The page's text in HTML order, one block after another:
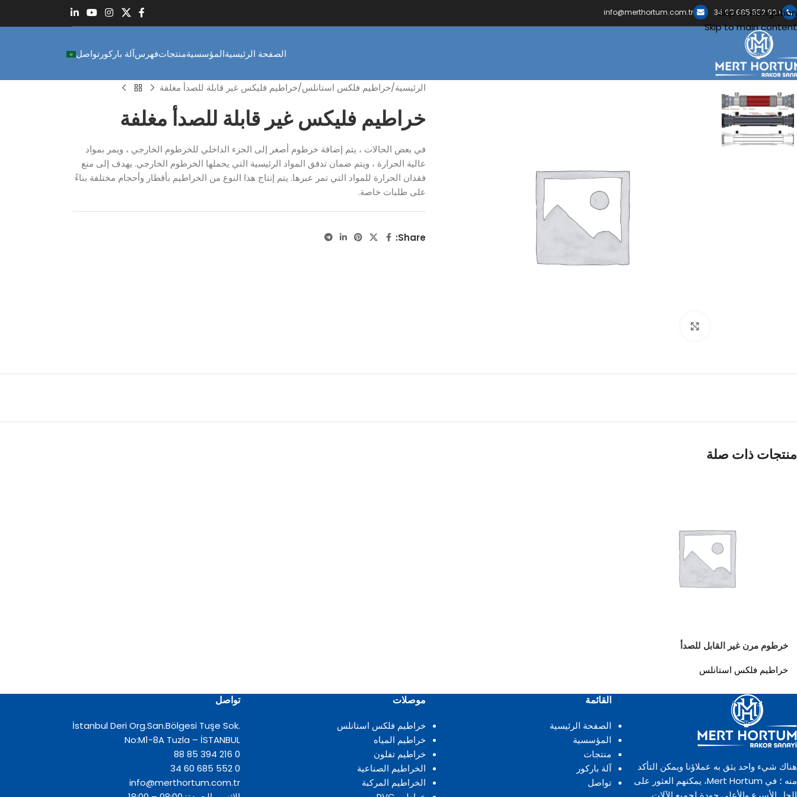
Skip to navigation
Skip to main content
+90 552 685 60 34
info@merthortum.com.tr
الصفحة الرئيسيةالمؤسسيةمنتجاتفهرسآلة باركورتواصل
الرئيسية خراطيم فلكس استانلس خراطيم فليكس غير قابلة للصدأ مغلفة
خراطيم فليكس غير قابلة للصدأ مغلفة
في بعض الحالات ، يتم إضافة خرطوم أصغر إلى الجزء الداخلي للخرطوم الخارجي ، ويمر بمواد
عالية الحرارة ، ويتم ضمان تدفق المواد الرئيسية التي يحملها الخرطوم الخارجي. يهدف إلى منع
فقدان الحرارة للمواد التي تمر عبرها. يتم إنتاج هذا النوع من الخراطيم بأقطار وأحجام مختلفة بناءً
على طلبات خاصة.
Share:
منتجات ذات صلة
خرطوم مرن غير القابل للصدأ
خراطيم فلكس استانلس
هناك شيء واحد يثق به عملاؤنا ويمكن التأكد
منه ؛ في Mert Hortum، يمكنهم العثور على
القائمة
الصفحة الرئيسية
المؤسسية
منتجات
آلة باركور
تواصل
موصلات
خراطيم فلكس استانلس
خراطيم المياه
خراطيم تفلون
الخراطيم الصناعية
الخراطيم المركبة
تواصل
İstanbul Deri Org.San.Bölgesi Tuşe Sok.
No:M1-8A Tuzla – İSTANBUL
0 216 394 85 88
0 552 685 60 34
info@merthortum.com.tr